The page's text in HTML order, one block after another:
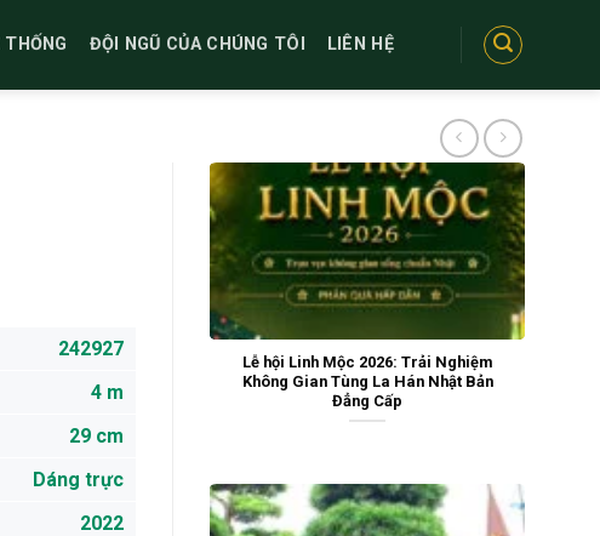
ĐỘI NGŨ CỦA CHÚNG TÔI LIÊN HỆ
Lễ hội Linh Mộc 2026: Trải Nghiệm
Không Gian Tùng La Hán Nhật Bản
Đẳng Cấp
242927
4 m
29 cm
Dáng trực
2022